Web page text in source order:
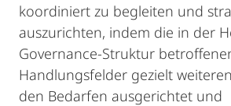
koordiniert zu begleiten und
auszurichten, indem die in der
Governance-Struktur
Handlungsfelder gezielt
den Bedarfen ausgerichtet und